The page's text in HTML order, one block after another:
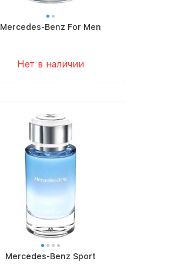
Mercedes-Benz For Men
Нет в наличии
Mercedes-Benz Sport